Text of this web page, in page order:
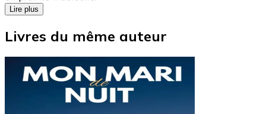
Lire plus
Livres du même auteur